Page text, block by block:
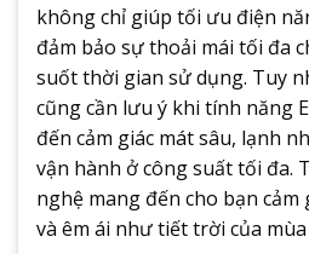
không chỉ giúp tối ưu điện
đảm bảo sự thoải mái tối đa
suốt thời gian sử dụng. Tuy
cũng cần lưu ý khi tính năng
đến cảm giác mát sâu, lạnh
vận hành ở công suất tối đa.
nghệ mang đến cho bạn cảm
và êm ái như tiết trời của